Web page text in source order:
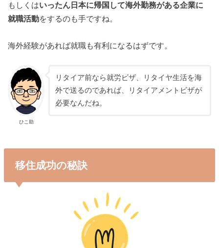
もしくはいったん日本に帰国して海外勤務がある企業に
就職活動をするのも手ですね。
海外経験があれば就職も有利になるはずです。
ひこ助
リタイア前なら就労ビザ、リタイヤ生活を海
外で送るのであれば、リタイアメントビザが
必要なんだね。
移住成功の秘訣